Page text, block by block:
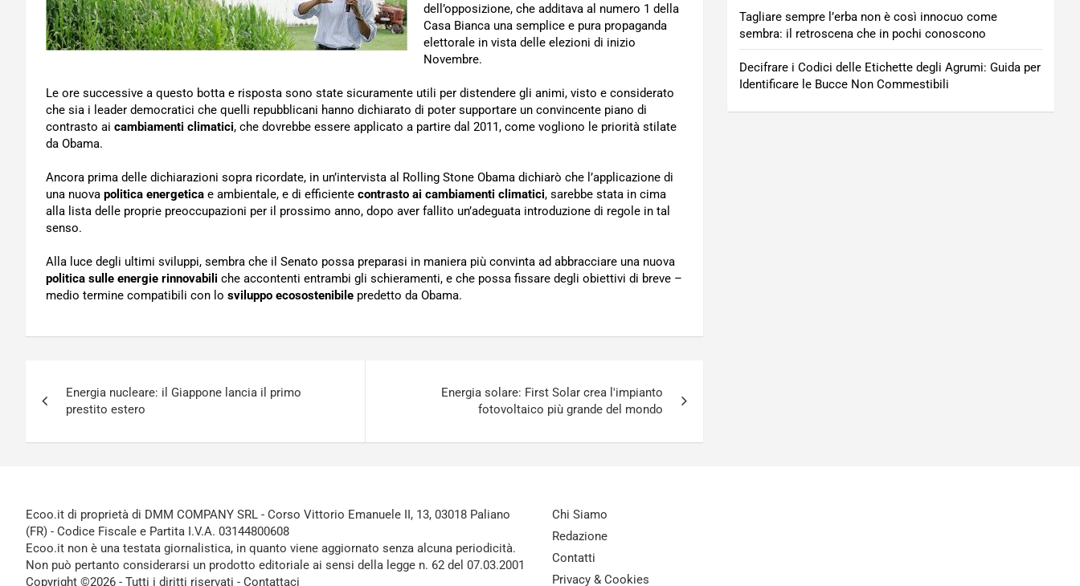
dell’opposizione, che additava al numero 1 della
Casa Bianca una semplice e pura propaganda
elettorale in vista delle elezioni di inizio
Novembre.
Le ore successive a questo botta e risposta sono state sicuramente utili per distendere gli animi, visto e considerato
che sia i leader democratici che quelli repubblicani hanno dichiarato di poter supportare un convincente piano di
contrasto ai cambiamenti climatici, che dovrebbe essere applicato a partire dal 2011, come vogliono le priorità stilate
da Obama.
Ancora prima delle dichiarazioni sopra ricordate, in un’intervista al Rolling Stone Obama dichiarò che l’applicazione di
una nuova politica energetica e ambientale, e di efficiente contrasto ai cambiamenti climatici, sarebbe stata in cima
alla lista delle proprie preoccupazioni per il prossimo anno, dopo aver fallito un’adeguata introduzione di regole in tal
senso.
Alla luce degli ultimi sviluppi, sembra che il Senato possa preparasi in maniera più convinta ad abbracciare una nuova
politica sulle energie rinnovabili che accontenti entrambi gli schieramenti, e che possa fissare degli obiettivi di breve –
medio termine compatibili con lo sviluppo ecosostenibile predetto da Obama.
articoli
Energia nucleare: il Giappone lancia il primo
prestito estero
Energia solare: First Solar crea l'impianto
fotovoltaico più grande del mondo
Tagliare sempre l’erba non è così innocuo come
sembra: il retroscena che in pochi conoscono
Decifrare i Codici delle Etichette degli Agrumi: Guida per
Identificare le Bucce Non Commestibili
Ecoo.it di proprietà di DMM COMPANY SRL - Corso Vittorio Emanuele II, 13, 03018 Paliano
(FR) - Codice Fiscale e Partita I.V.A. 03144800608
Ecoo.it non è una testata giornalistica, in quanto viene aggiornato senza alcuna periodicità.
Non può pertanto considerarsi un prodotto editoriale ai sensi della legge n. 62 del 07.03.2001
Copyright ©2026 - Tutti i diritti riservati - Contattaci
Chi Siamo
Redazione
Contatti
Privacy & Cookies